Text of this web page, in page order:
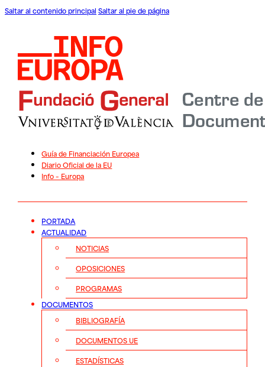
Saltar al contenido principal Saltar al pie de página
Guía de Financiación Europea
Diario Oficial de la EU
Info – Europa
PORTADA
ACTUALIDAD
NOTICIAS
OPOSICIONES
PROGRAMAS
DOCUMENTOS
BIBLIOGRAFÍA
DOCUMENTOS UE
ESTADÍSTICAS